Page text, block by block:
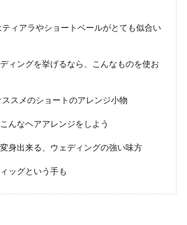
いポイント
てようやく婚活を始めようとするのは、珍し
ィアラやショートベールがとても似合い
ィングを挙げるなら、こんなものを使お
スメのショートのアレンジ小物
んなヘアアレンジをしよう
身出来る、ウェディングの強い味方
ッグという手も